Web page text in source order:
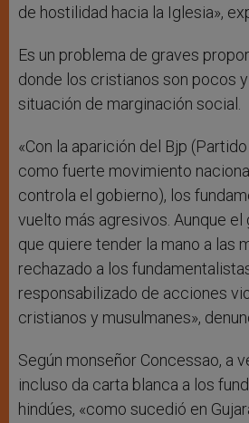
de hostilidad hacia la Iglesia»,
Es un problema de graves
donde los cristianos son pocos
situación de marginación social.
«Con la aparición del Bjp
como fuerte movimiento
controla el gobierno), los
vuelto más agresivos. Aunque
que quiere tender la mano a las
rechazado a los
responsabilizado de acciones
cristianos y musulmanes»,
Según monseñor Concessao, a
incluso da carta blanca a los
hindúes, «como sucedió en